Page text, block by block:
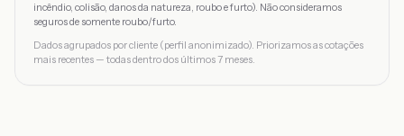
incêndio, colisão, danos da natureza, roubo e furto). Não consideramos
seguros de somente roubo/furto.
Dados agrupados por cliente (perfil anonimizado). Priorizamos as cotações
mais recentes — todas dentro dos últimos 7 meses.